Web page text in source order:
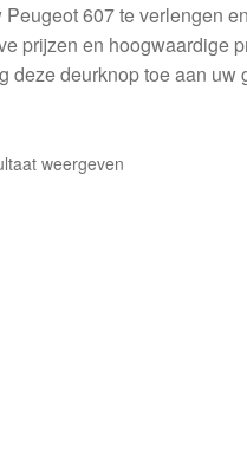
607 te verlengen
prijzen en hoogwaardige
deurknop toe aan uw
weergeven